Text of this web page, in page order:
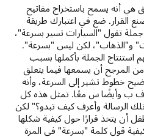
هي أنه يسمح باستخراج مفاتيح
القرار. ضع في اعتبارك طريقة
تقول "السيارات تسير بسرعة"،
و"الذهاب"، لكن ليس "بسرعة".
استنتاج الجملة بأكملها بسبب
المرجح أن يسمعها فيما يتعلق
خطوط تشير إلى السرعة، وأنه
ب وأيضًا س معًا. تمثل هذه كل
الرسالة وأعرف كيف تبدو؟" لكن
أن يتخذ قرارًا حول كيفية شكلها
قول كلمة "بسرعة" في المرة